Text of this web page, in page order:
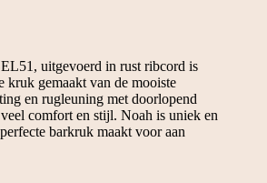
uitgevoerd in rust ribcord is
kruk gemaakt van de mooiste
en rugleuning met doorlopend
comfort en stijl. Noah is uniek en
barkruk maakt voor aan